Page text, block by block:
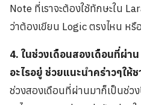
Note ที่เราจะต้องใช้ทักษะใน
ว่าต้องเขียน Logic ตรงไหน หรื
4. ในช่วงเดือนสองเดือนที่ผ่า
อะไรอยู่ ช่วยแนะนำคร่าวๆให้
ช่วงสองเดือนที่ผ่านมาก็เป็นช่ว